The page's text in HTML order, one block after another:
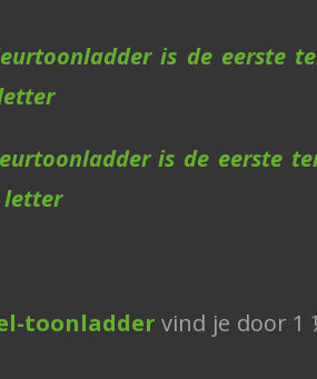
is de eerste
is de eerste
letter
toonladder vind je door 1